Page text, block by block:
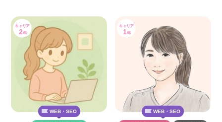
キャリア
2年
WEB・SEO
キャリア
1年
WEB・SEO